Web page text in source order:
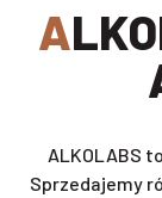
ALKOHOLE ONLINE W
ALKOLABS
Sprzedajemy